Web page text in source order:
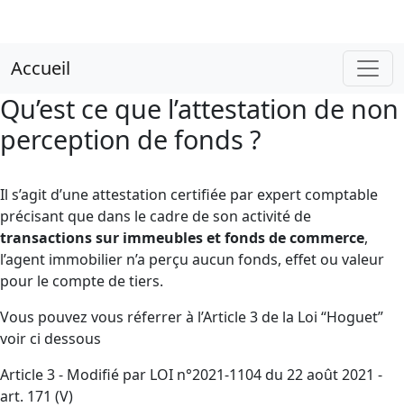
Accueil
Qu’est ce que l’attestation de non
perception de fonds ?
Il s’agit d’une attestation certifiée par expert comptable
précisant que dans le cadre de son activité de
transactions sur immeubles et fonds de commerce,
l’agent immobilier n’a perçu aucun fonds, effet ou valeur
pour le compte de tiers.
Vous pouvez vous réferrer à l’Article 3 de la Loi “Hoguet”
voir ci dessous
Article 3 - Modifié par LOI n°2021-1104 du 22 août 2021 -
art. 171 (V)